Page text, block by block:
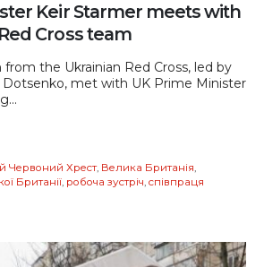
Keir Starmer meets with
Cross team
from the Ukrainian Red Cross, led by
met with UK Prime Minister
Червоний Хрест, Велика Британія
Британії робоча зустріч співпраця